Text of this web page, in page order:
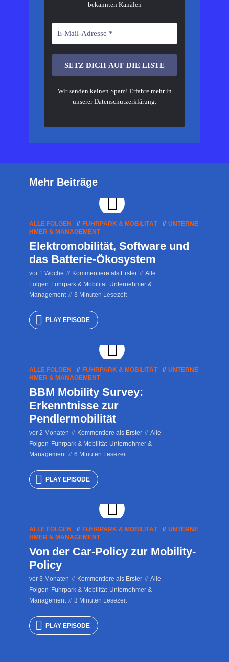
bekannten Kanälen
Wir senden keinen Spam! Erfahre mehr in
unsererDatenschutzerklärung.
Mehr Beiträge
ALLE FOLGEN FUHRPARK & MOBILITÄT
UNTERNE
HMER & MANAGEMENT
Elektromobilität, Software und
das Batterie-Ökosystem
vor 1 Woche Kommentiere als Erster
Alle
Folgen Fuhrpark & Mobilität Unternehmer &
Management
3 Minuten Lesezeit
PLAY EPISODE
ALLE FOLGEN FUHRPARK & MOBILITÄT
UNTERNE
HMER & MANAGEMENT
BBM Mobility Survey:
Erkenntnisse zur
Pendlermobilität
vor 2 Monaten Kommentiere als Erster
Alle
Folgen Fuhrpark & Mobilität Unternehmer &
Management
6 Minuten Lesezeit
PLAY EPISODE
ALLE FOLGEN FUHRPARK & MOBILITÄT
UNTERNE
HMER & MANAGEMENT
Von der Car-Policy zur Mobility-
Policy
vor 3 Monaten Kommentiere als Erster
Alle
Folgen Fuhrpark & Mobilität Unternehmer &
Management
3 Minuten Lesezeit
PLAY EPISODE